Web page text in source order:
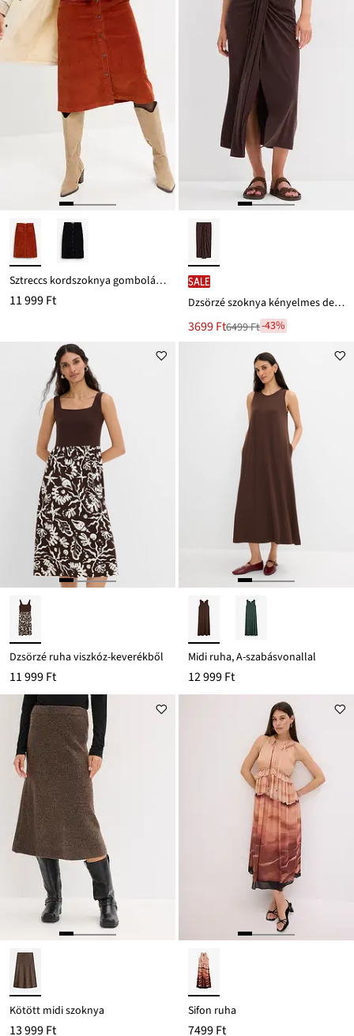
Sztreccs kordszoknya gomboláspánttal, midi hosszban
11 999 Ft
SALE
Dzsörzé szoknya kényelmes derékpánttal.
Új
ár
3699 Ft
Leárazva6499 Ft-43%
Dzsörzé ruha viszkóz-keverékből
11 999 Ft
Midi ruha, A-szabásvonallal
12 999 Ft
Kötött midi szoknya
13 999 Ft
Sifon ruha
7499 Ft